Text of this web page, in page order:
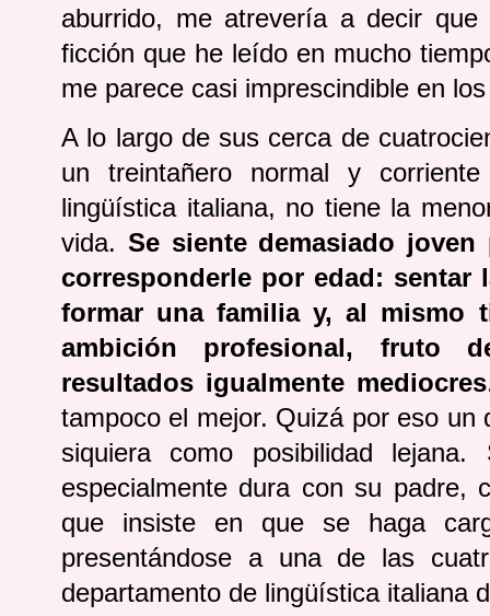
aburrido, me atrevería a decir
ficción que he leído en mucho
me parece casi imprescindible en
A lo largo de sus cerca de
un treintañero normal y
lingüística italiana, no tiene la
vida. Se siente demasiado
corresponderle por edad: sentar
formar una familia y, al mismo
ambición profesional, fruto
resultados igualmente mediocres
tampoco el mejor. Quizá por eso
siquiera como posibilidad
especialmente dura con su padre,
que insiste en que se haga
presentándose a una de las
departamento de lingüística italiana